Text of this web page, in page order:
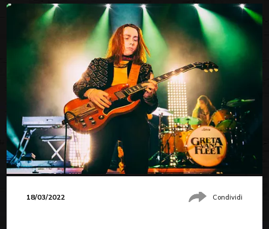
18/03/2022 Condividi